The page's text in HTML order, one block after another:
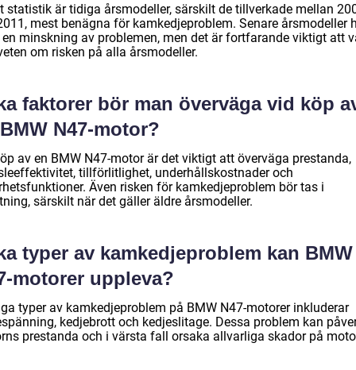
statistik är tidiga årsmodeller, särskilt de tillverkade mellan
mest benägna för kamkedjeproblem. Senare årsmodeller
minskning av problemen, men det är fortfarande viktigt att
om risken på alla årsmodeller.
faktorer bör man överväga vid köp
N47-motor?
av en BMW N47-motor är det viktigt att överväga prestanda,
tillförlitlighet, underhållskostnader och
Även risken för kamkedjeproblem bör tas i
särskilt när det gäller äldre årsmodeller.
typer av kamkedjeproblem kan BMW
motorer uppleva?
typer av kamkedjeproblem på BMW N47-motorer inkluderar
kedjebrott och kedjeslitage. Dessa problem kan
prestanda och i värsta fall orsaka allvarliga skador på